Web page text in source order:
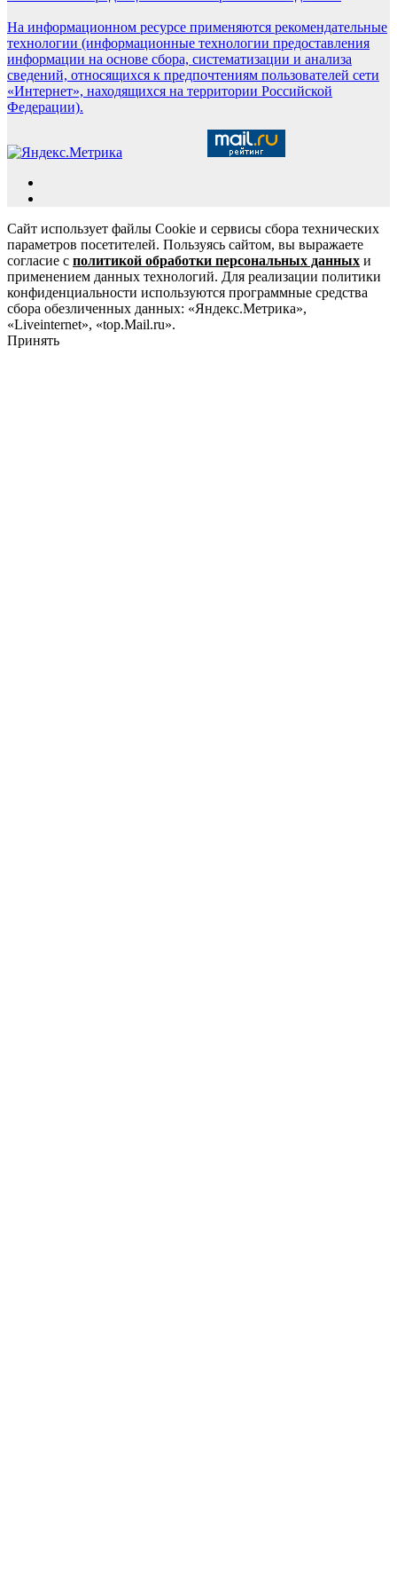
На информационном ресурсе применяются рекомендательные
технологии (информационные технологии предоставления
информации на основе сбора, систематизации и анализа
сведений, относящихся к предпочтениям пользователей сети
«Интернет», находящихся на территории Российской
Федерации).
Сайт использует файлы Cookie и сервисы сбора технических
параметров посетителей. Пользуясь сайтом, вы выражаете
согласие с политикой обработки персональных данных и
применением данных технологий. Для реализации политики
конфиденциальности используются программные средства
сбора обезличенных данных: «Яндекс.Метрика»,
«Liveinternet», «top.Mail.ru».
Принять